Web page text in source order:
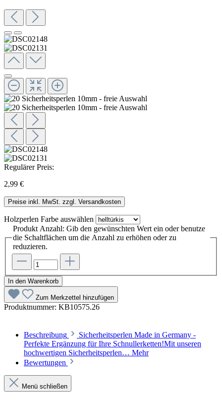
Regulärer Preis:
2,99 €
Preise inkl. MwSt. zzgl. Versandkosten
Holzperlen Farbe auswählen
Produkt Anzahl: Gib den gewünschten Wert ein oder benutze
die Schaltflächen um die Anzahl zu erhöhen oder zu
reduzieren.
In den Warenkorb
Zum Merkzettel hinzufügen
Produktnummer: KB10575.26
Beschreibung
Sicherheitsperlen Made in Germany -
Perfekte Ergänzung für Ihre Schnullerketten!Mit unseren
hochwertigen Sicherheitsperlen… Mehr
Bewertungen
Menü schließen